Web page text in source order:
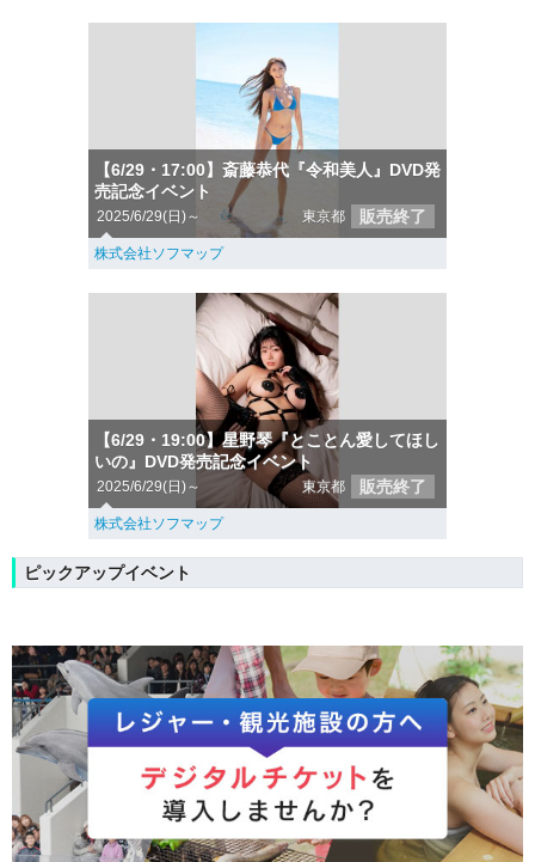
【6/29・17:00】斎藤恭代『令和美人』DVD発
売記念イベント
2025/6/29(日)～ 東京都 販売終了
株式会社ソフマップ
【6/29・19:00】星野琴『とことん愛してほし
いの』DVD発売記念イベント
2025/6/29(日)～ 東京都 販売終了
株式会社ソフマップ
ピックアップイベント